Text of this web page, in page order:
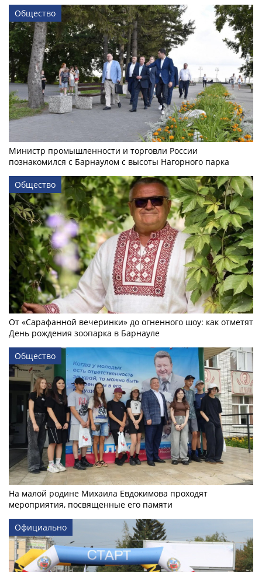
Общество
Министр промышленности и торговли России
познакомился с Барнаулом с высоты Нагорного парка
Общество
От «Сарафанной вечеринки» до огненного шоу: как отметят
День рождения зоопарка в Барнауле
Общество
На малой родине Михаила Евдокимова проходят
мероприятия, посвященные его памяти
Официально